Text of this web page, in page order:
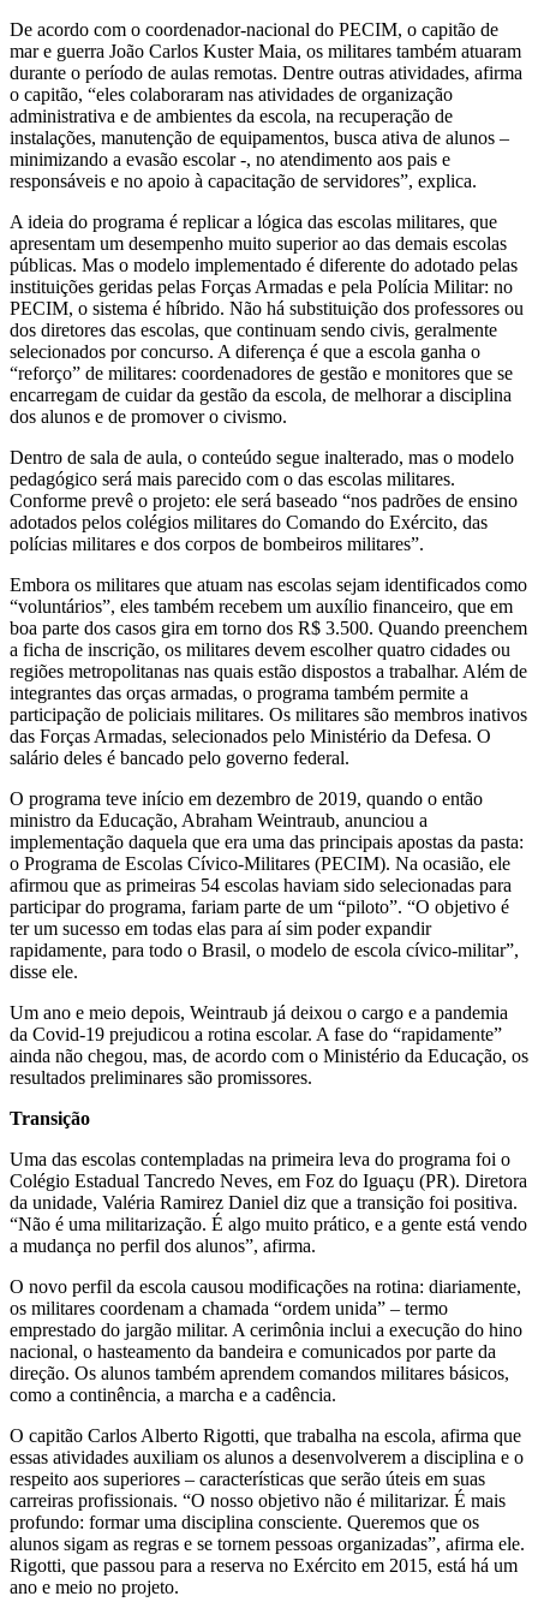
De acordo com o coordenador-nacional do PECIM, o capitão de
mar e guerra João Carlos Kuster Maia, os militares também atuaram
durante o período de aulas remotas. Dentre outras atividades, afirma
o capitão, “eles colaboraram nas atividades de organização
administrativa e de ambientes da escola, na recuperação de
instalações, manutenção de equipamentos, busca ativa de alunos –
minimizando a evasão escolar -, no atendimento aos pais e
responsáveis e no apoio à capacitação de servidores”, explica.
A ideia do programa é replicar a lógica das escolas militares, que
apresentam um desempenho muito superior ao das demais escolas
públicas. Mas o modelo implementado é diferente do adotado pelas
instituições geridas pelas Forças Armadas e pela Polícia Militar: no
PECIM, o sistema é híbrido. Não há substituição dos professores ou
dos diretores das escolas, que continuam sendo civis, geralmente
selecionados por concurso. A diferença é que a escola ganha o
“reforço” de militares: coordenadores de gestão e monitores que se
encarregam de cuidar da gestão da escola, de melhorar a disciplina
dos alunos e de promover o civismo.
Dentro de sala de aula, o conteúdo segue inalterado, mas o modelo
pedagógico será mais parecido com o das escolas militares.
Conforme prevê o projeto: ele será baseado “nos padrões de ensino
adotados pelos colégios militares do Comando do Exército, das
polícias militares e dos corpos de bombeiros militares”.
Embora os militares que atuam nas escolas sejam identificados como
“voluntários”, eles também recebem um auxílio financeiro, que em
boa parte dos casos gira em torno dos R$ 3.500. Quando preenchem
a ficha de inscrição, os militares devem escolher quatro cidades ou
regiões metropolitanas nas quais estão dispostos a trabalhar. Além de
integrantes das orças armadas, o programa também permite a
participação de policiais militares. Os militares são membros inativos
das Forças Armadas, selecionados pelo Ministério da Defesa. O
salário deles é bancado pelo governo federal.
O programa teve início em dezembro de 2019, quando o então
ministro da Educação, Abraham Weintraub, anunciou a
implementação daquela que era uma das principais apostas da pasta:
o Programa de Escolas Cívico-Militares (PECIM). Na ocasião, ele
afirmou que as primeiras 54 escolas haviam sido selecionadas para
participar do programa, fariam parte de um “piloto”. “O objetivo é
ter um sucesso em todas elas para aí sim poder expandir
rapidamente, para todo o Brasil, o modelo de escola cívico-militar”,
disse ele.
Um ano e meio depois, Weintraub já deixou o cargo e a pandemia
da Covid-19 prejudicou a rotina escolar. A fase do “rapidamente”
ainda não chegou, mas, de acordo com o Ministério da Educação, os
resultados preliminares são promissores.
Transição
Uma das escolas contempladas na primeira leva do programa foi o
Colégio Estadual Tancredo Neves, em Foz do Iguaçu (PR). Diretora
da unidade, Valéria Ramirez Daniel diz que a transição foi positiva.
“Não é uma militarização. É algo muito prático, e a gente está vendo
a mudança no perfil dos alunos”, afirma.
O novo perfil da escola causou modificações na rotina: diariamente,
os militares coordenam a chamada “ordem unida” – termo
emprestado do jargão militar. A cerimônia inclui a execução do hino
nacional, o hasteamento da bandeira e comunicados por parte da
direção. Os alunos também aprendem comandos militares básicos,
como a continência, a marcha e a cadência.
O capitão Carlos Alberto Rigotti, que trabalha na escola, afirma que
essas atividades auxiliam os alunos a desenvolverem a disciplina e o
respeito aos superiores – características que serão úteis em suas
carreiras profissionais. “O nosso objetivo não é militarizar. É mais
profundo: formar uma disciplina consciente. Queremos que os
alunos sigam as regras e se tornem pessoas organizadas”, afirma ele.
Rigotti, que passou para a reserva no Exército em 2015, está há um
ano e meio no projeto.